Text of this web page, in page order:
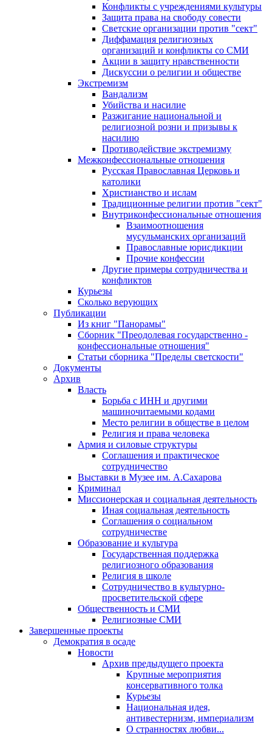
Конфликты с учреждениями культуры
Защита права на свободу совести
Светские организации против "сект"
Диффамация религиозных
организаций и конфликты со СМИ
Акции в защиту нравственности
Дискуссии о религии и обществе
Экстремизм
Вандализм
Убийства и насилие
Разжигание национальной и
религиозной розни и призывы к
насилию
Противодействие экстремизму
Межконфессиональные отношения
Русская Православная Церковь и
католики
Христианство и ислам
Традиционные религии против "сект"
Внутриконфессиональные отношения
Взаимоотношения
мусульманских организаций
Православные юрисдикции
Прочие конфессии
Другие примеры сотрудничества и
конфликтов
Курьезы
Сколько верующих
Публикации
Из книг "Панорамы"
Сборник "Преодолевая государственно -
конфессиональные отношения"
Статьи сборника "Пределы светскости"
Документы
Архив
Власть
Борьба с ИНН и другими
машиночитаемыми кодами
Место религии в обществе в целом
Религия и права человека
Армия и силовые структуры
Соглашения и практическое
сотрудничество
Выставки в Музее им. А.Сахарова
Криминал
Миссионерская и социальная деятельность
Иная социальная деятельность
Соглашения о социальном
сотрудничестве
Образование и культура
Государственная поддержка
религиозного образования
Религия в школе
Сотрудничество в культурно-
просветительской сфере
Общественность и СМИ
Религиозные СМИ
Завершенные проекты
Демократия в осаде
Новости
Архив предыдущего проекта
Крупные мероприятия
консервативного толка
Курьезы
Национальная идея,
антивестернизм, империализм
О странностях любви...